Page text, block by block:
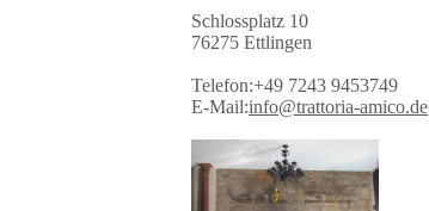
Schlossplatz 10
76275 Ettlingen
Telefon:+49 7243 9453749
E-Mail:info@trattoria-amico.de